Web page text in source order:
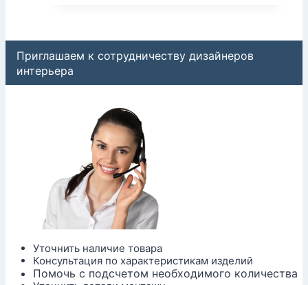
Приглашаем к сотрудничеству дизайнеров
интерьера
Уточнить наличие товара
Консультация по характеристикам изделий
Помочь с подсчетом необходимого количества